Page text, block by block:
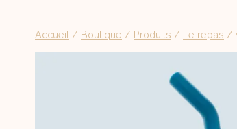
Accueil / Boutique / Produits / Le repas /